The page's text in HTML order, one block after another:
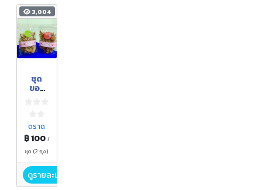
3,004
ชุด
ของ
โคก
ตราด
฿ 100 /
ชุด (2 ถุง)
ดูรายละเอียด